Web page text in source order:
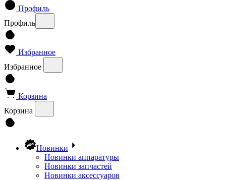
Профиль
Профиль
Избранное
Избранное
Корзина
Корзина
Новинки
Новинки аппаратуры
Новинки запчастей
Новинки аксессуаров